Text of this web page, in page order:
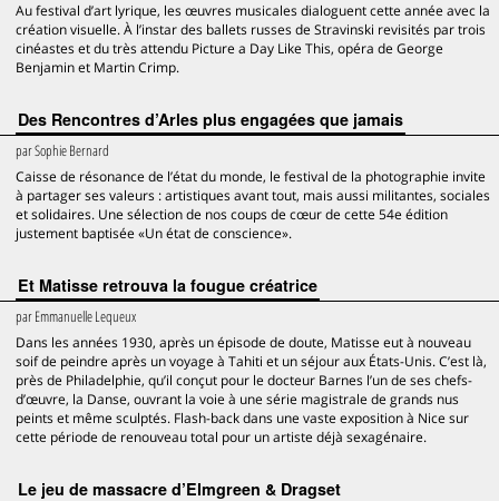
Au festival d’art lyrique, les œuvres musicales dialoguent cette année avec la
création visuelle. À l’instar des ballets russes de Stravinski revisités par trois
cinéastes et du très attendu Picture a Day Like This, opéra de George
Benjamin et Martin Crimp.
Des Rencontres d’Arles plus engagées que jamais
parSophie Bernard
Caisse de résonance de l’état du monde, le festival de la photographie invite
à partager ses valeurs : artistiques avant tout, mais aussi militantes, sociales
et solidaires. Une sélection de nos coups de cœur de cette 54e édition
justement baptisée «Un état de conscience».
Et Matisse retrouva la fougue créatrice
parEmmanuelle Lequeux
Dans les années 1930, après un épisode de doute, Matisse eut à nouveau
soif de peindre après un voyage à Tahiti et un séjour aux États-Unis. C’est là,
près de Philadelphie, qu’il conçut pour le docteur Barnes l’un de ses chefs-
d’œuvre, la Danse, ouvrant la voie à une série magistrale de grands nus
peints et même sculptés. Flash-back dans une vaste exposition à Nice sur
cette période de renouveau total pour un artiste déjà sexagénaire.
Le jeu de massacre d’Elmgreen & Dragset